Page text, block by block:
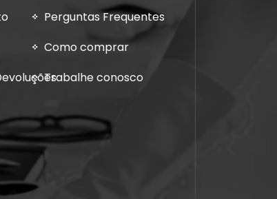
Perguntas Frequentes
Como comprar
Trabalhe conosco